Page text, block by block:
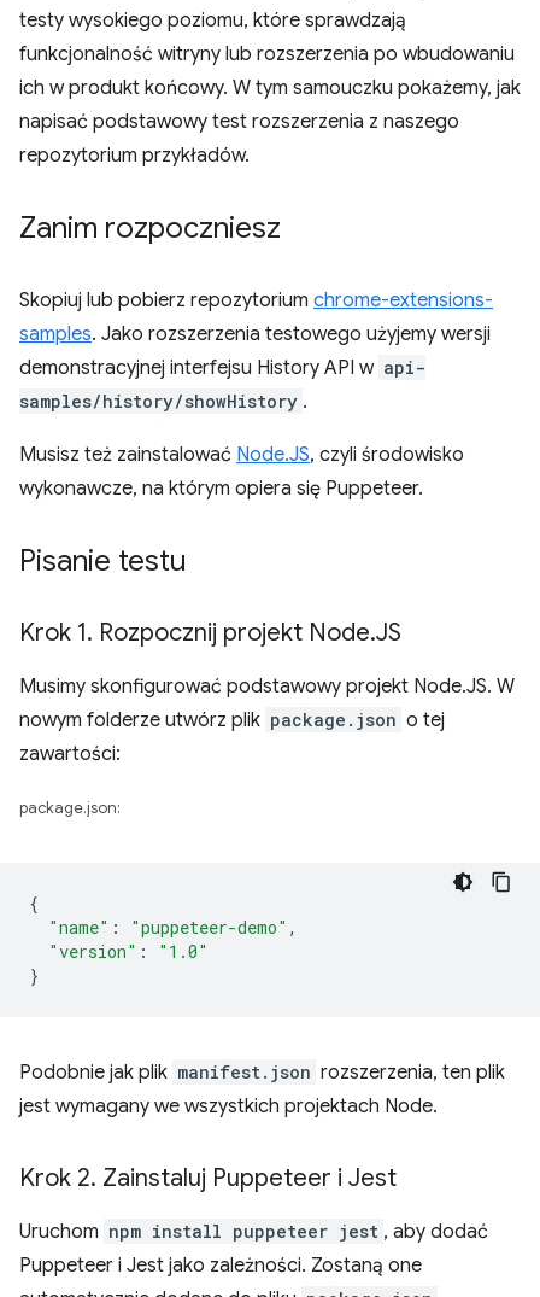
testy wysokiego poziomu, które sprawdzają
funkcjonalność witryny lub rozszerzenia po wbudowaniu
ich w produkt końcowy. W tym samouczku pokażemy, jak
napisać podstawowy test rozszerzenia z naszego
repozytorium przykładów.
Zanim rozpoczniesz
Skopiuj lub pobierz repozytorium chrome-extensions-
samples. Jako rozszerzenia testowego użyjemy wersji
demonstracyjnej interfejsu History API w api-
samples/history/showHistory .
Musisz też zainstalować Node.JS, czyli środowisko
wykonawcze, na którym opiera się Puppeteer.
Pisanie testu
Krok 1. Rozpocznij projekt Node.JS
Musimy skonfigurować podstawowy projekt Node.JS. W
nowym folderze utwórz plik package.json o tej
zawartości:
package.json:
{
"name" : "puppeteer-demo" ,
"version" :
"1.0"
}
Podobnie jak plik manifest.json rozszerzenia, ten plik
jest wymagany we wszystkich projektach Node.
Krok 2. Zainstaluj Puppeteer i Jest
Uruchom npm install puppeteer jest , aby dodać
Puppeteer i Jest jako zależności. Zostaną one